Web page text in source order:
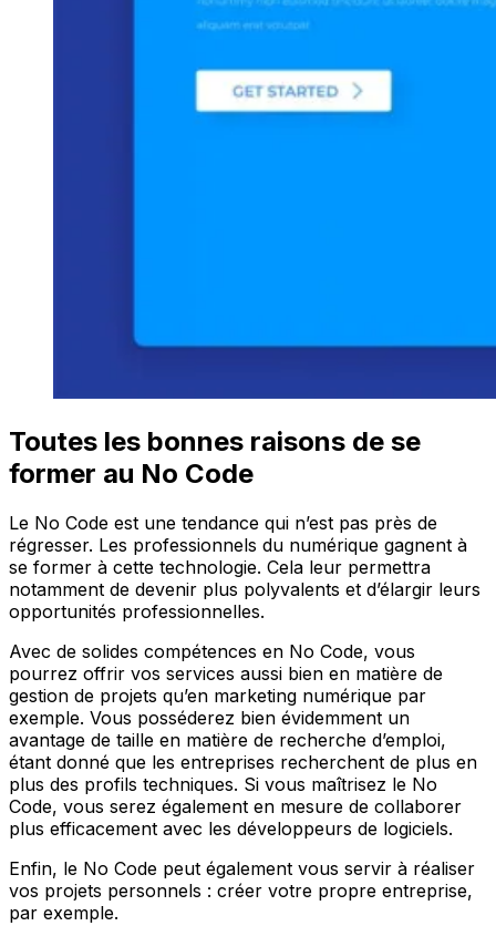
Toutes les bonnes raisons de se
former au No Code
Le No Code est une tendance qui n’est pas près de
régresser. Les professionnels du numérique gagnent à
se former à cette technologie. Cela leur permettra
notamment de devenir plus polyvalents et d’élargir leurs
opportunités professionnelles.
Avec de solides compétences en No Code, vous
pourrez offrir vos services aussi bien en matière de
gestion de projets qu’en marketing numérique par
exemple. Vous posséderez bien évidemment un
avantage de taille en matière de recherche d’emploi,
étant donné que les entreprises recherchent de plus en
plus des profils techniques. Si vous maîtrisez le No
Code, vous serez également en mesure de collaborer
plus efficacement avec les développeurs de logiciels.
Enfin, le No Code peut également vous servir à réaliser
vos projets personnels : créer votre propre entreprise,
par exemple.